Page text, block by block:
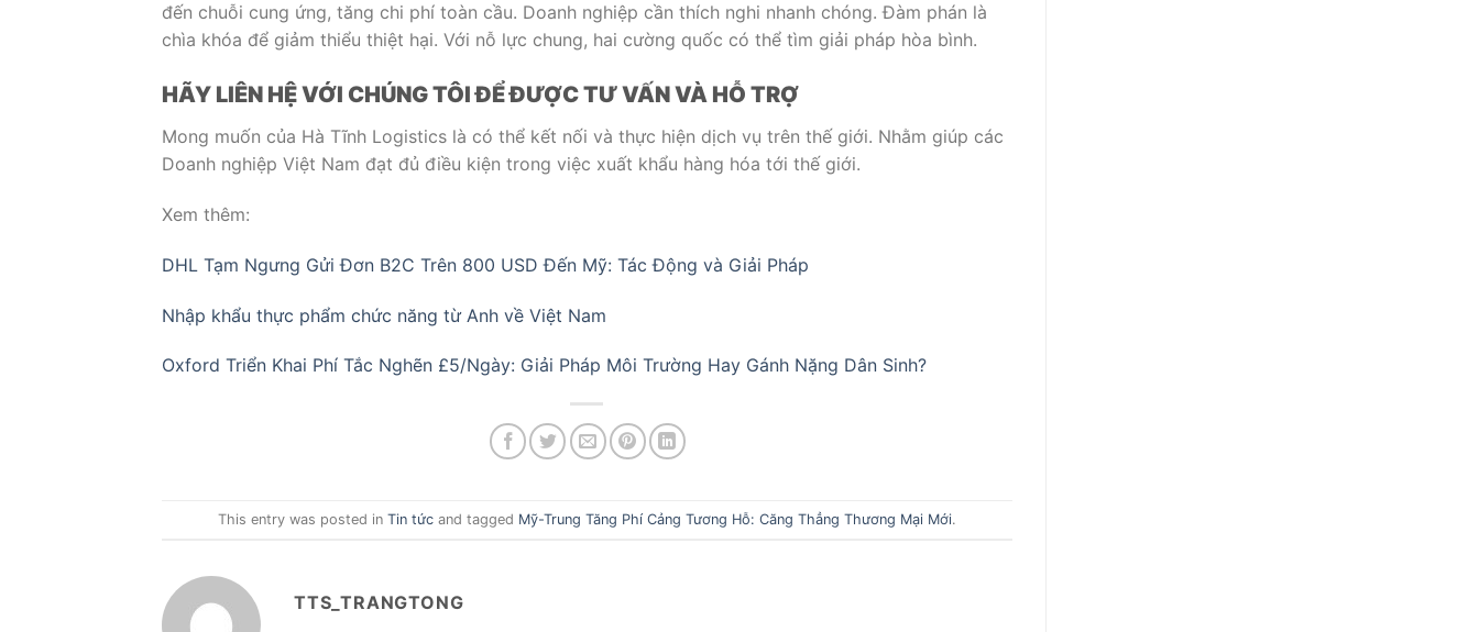
đến chuỗi cung ứng, tăng chi phí toàn cầu. Doanh nghiệp cần thích nghi nhanh chóng. Đàm phán là
chìa khóa để giảm thiểu thiệt hại. Với nỗ lực chung, hai cường quốc có thể tìm giải pháp hòa bình.
HÃY LIÊN HỆ VỚI CHÚNG TÔI ĐỂ ĐƯỢC TƯ VẤN VÀ HỖ TRỢ
Mong muốn của Hà Tĩnh Logistics là có thể kết nối và thực hiện dịch vụ trên thế giới. Nhằm giúp các
Doanh nghiệp Việt Nam đạt đủ điều kiện trong việc xuất khẩu hàng hóa tới thế giới.
Xem thêm:
DHL Tạm Ngưng Gửi Đơn B2C Trên 800 USD Đến Mỹ: Tác Động và Giải Pháp
Nhập khẩu thực phẩm chức năng từ Anh về Việt Nam
Oxford Triển Khai Phí Tắc Nghẽn £5/Ngày: Giải Pháp Môi Trường Hay Gánh Nặng Dân Sinh?
This entry was posted in Tin tứcand tagged Mỹ-Trung Tăng Phí Cảng Tương Hỗ: Căng Thẳng Thương Mại Mới.
TTS_TRANGTONG